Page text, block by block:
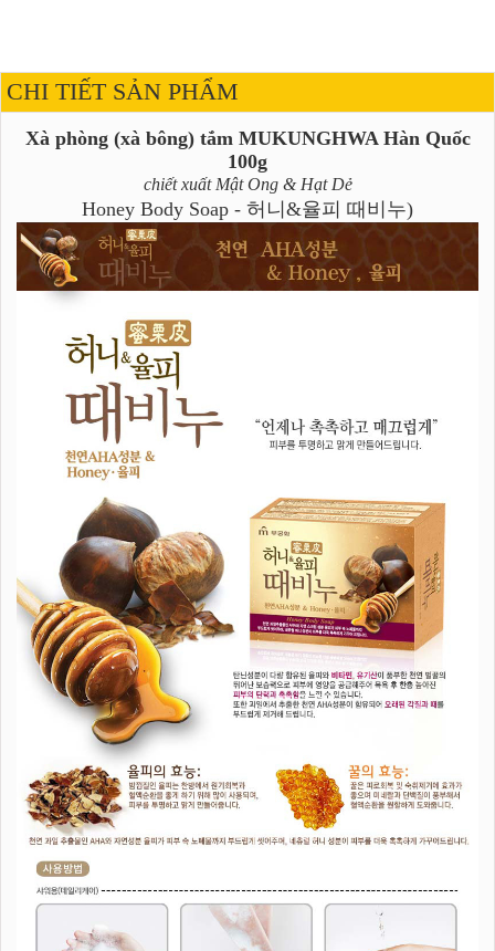
CHI TIẾT SẢN PHẨM
Xà phòng (xà bông) tắm MUKUNGHWA Hàn Quốc
100g
chiết xuất Mật Ong & Hạt Dẻ
Honey Body Soap - 허니&율피 때비누)